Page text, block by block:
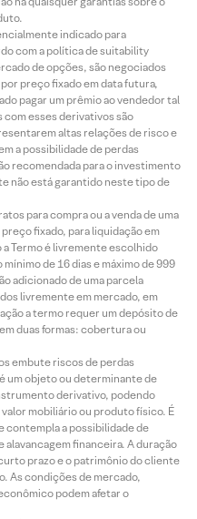
indicado para
com a política de suitability
de opções, são negociados
preço fixado em data futura,
pagar um prêmio ao vendedor tal
esses derivativos são
altas relações de risco e
a possibilidade de perdas
recomendada para o investimento
não está garantido neste tipo de
para compra ou a venda de uma
fixado, para liquidação em
Termo é livremente escolhido
de 16 dias e máximo de 999
adicionado de uma parcela
livremente em mercado, em
a termo requer um depósito de
duas formas: cobertura ou
embute riscos de perdas
um objeto ou determinante de
derivativo, podendo
mobiliário ou produto físico. É
contempla a possibilidade de
financeira. A duração
prazo e o patrimônio do cliente
As condições de mercado,
podem afetar o